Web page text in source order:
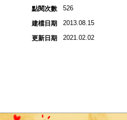
點閱次數
526
建檔日期 2013.08.15
更新日期 2021.02.02